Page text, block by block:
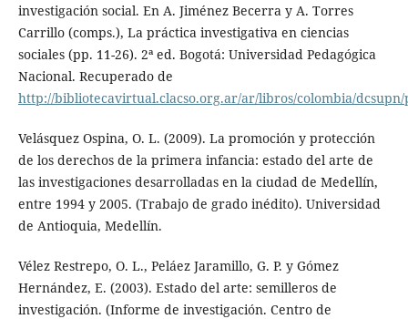
investigación social. En A. Jiménez Becerra y A. Torres
Carrillo (comps.), La práctica investigativa en ciencias
sociales (pp. 11-26). 2ª ed. Bogotá: Universidad Pedagógica
Nacional. Recuperado de
http://bibliotecavirtual.clacso.org.ar/ar/libros/colombia/
Velásquez Ospina, O. L. (2009). La promoción y protección
de los derechos de la primera infancia: estado del arte de
las investigaciones desarrolladas en la ciudad de Medellín,
entre 1994 y 2005. (Trabajo de grado inédito). Universidad
de Antioquia, Medellín.
Vélez Restrepo, O. L., Peláez Jaramillo, G. P. y Gómez
Hernández, E. (2003). Estado del arte: semilleros de
investigación. (Informe de investigación. Centro de